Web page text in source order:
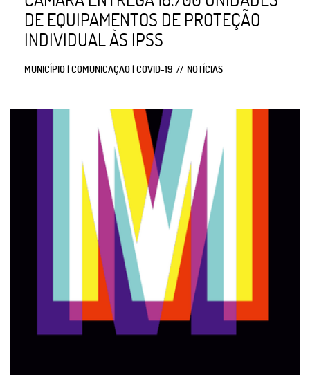
DE EQUIPAMENTOS DE PROTEÇÃO
INDIVIDUAL ÀS IPSS
MUNICÍPIO | COMUNICAÇÃO | COVID-19 NOTÍCIAS